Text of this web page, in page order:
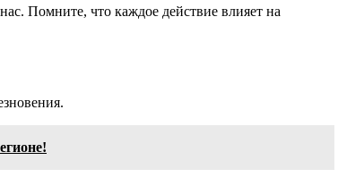
Помните, что каждое действие влияет на